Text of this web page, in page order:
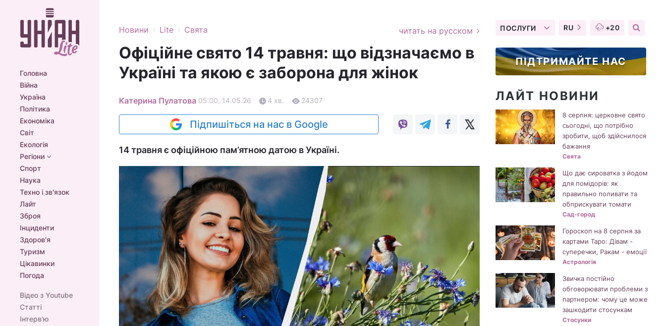
Головна
Війна
Україна
Політика
Економіка
Світ
Екологія
Регіони
Спорт
Наука
Техно і зв'язок
Лайт
Зброя
Інциденти
Здоров'я
Туризм
Цікавинки
Погода
Відео з Youtube
Статті
Інтерв'ю
Новини › Lite › Свята читать на русском
Офіційне свято 14 травня: що відзначаємо в
Україні та якою є заборона для жінок
Катерина Пулатова 05:00, 14.05.26 4 хв. 24307
Підпишіться на нас в Google
14 травня є офіційною пам’ятною датою в Україні.
ПОСЛУГИ RU +20
ПІДТРИМАЙТЕ НАС
ЛАЙТ НОВИНИ
8 серпня: церковне свято
сьогодні, що потрібно
зробити, щоб здійснилося
бажання
Свята
Що дає сироватка з йодом
для помідорів: як
правильно поливати та
обприскувати томати
Сад-город
Гороскоп на 8 серпня за
картами Таро: Дівам -
суперечки, Ракам - емоції
Астрологія
Звичка постійно
обговорювати проблеми з
партнером: чому це може
зашкодити стосункам
Стосунки